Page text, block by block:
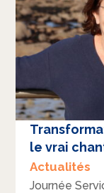
le vrai
Actualités
Journée